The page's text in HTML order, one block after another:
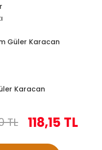
Güler Karacan
Karacan
TL 118,15 TL